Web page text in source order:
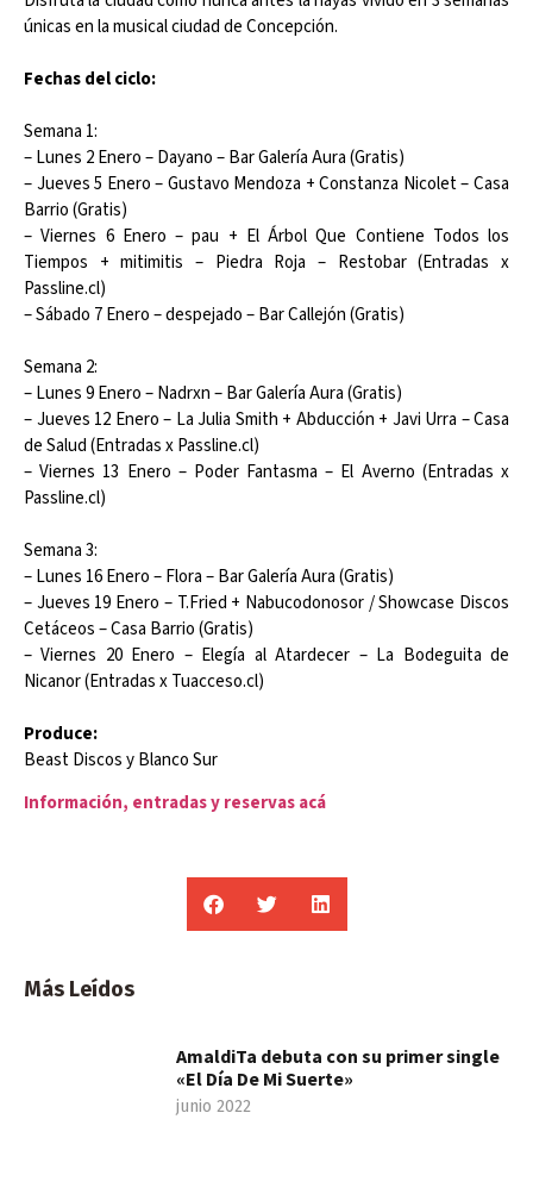
únicas en la musical ciudad de Concepción.
Fechas del ciclo:
Semana 1:
– Lunes 2 Enero – Dayano – Bar Galería Aura (Gratis)
– Jueves 5 Enero – Gustavo Mendoza + Constanza Nicolet – Casa
Barrio (Gratis)
– Viernes 6 Enero – pau + El Árbol Que Contiene Todos los
Tiempos + mitimitis – Piedra Roja – Restobar (Entradas x
Passline.cl)
– Sábado 7 Enero – despejado – Bar Callejón (Gratis)
Semana 2:
– Lunes 9 Enero – Nadrxn – Bar Galería Aura (Gratis)
– Jueves 12 Enero – La Julia Smith + Abducción + Javi Urra – Casa
de Salud (Entradas x Passline.cl)
– Viernes 13 Enero – Poder Fantasma – El Averno (Entradas x
Passline.cl)
Semana 3:
– Lunes 16 Enero – Flora – Bar Galería Aura (Gratis)
– Jueves 19 Enero – T.Fried + Nabucodonosor / Showcase Discos
Cetáceos – Casa Barrio (Gratis)
– Viernes 20 Enero – Elegía al Atardecer – La Bodeguita de
Nicanor (Entradas x Tuacceso.cl)
Produce:
Beast Discos y Blanco Sur
Información, entradas y reservas acá
Más Leídos
AmaldiTa debuta con su primer single
«El Día De Mi Suerte»
junio 2022